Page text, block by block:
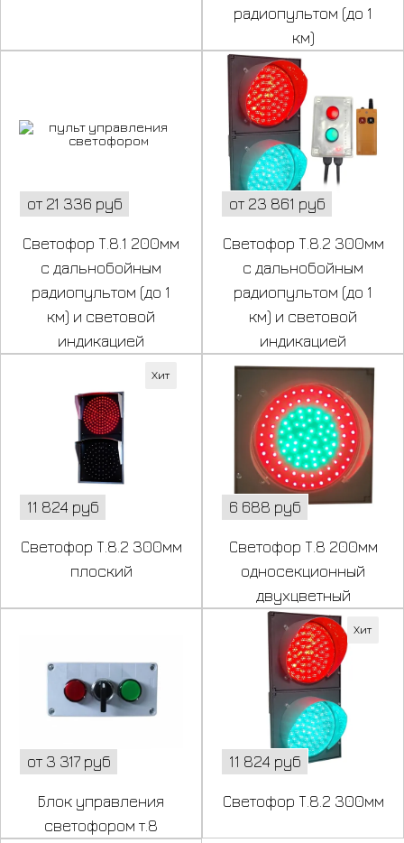
радиопультом (до 1
км)
от 21 336 руб
Светофор Т.8.1 200мм
с дальнобойным
радиопультом (до 1
км) и световой
индикацией
от 23 861 руб
Светофор Т.8.2 300мм
с дальнобойным
радиопультом (до 1
км) и световой
индикацией
Хит
11 824 руб
Светофор Т.8.2 300мм
плоский
6 688 руб
Светофор Т.8 200мм
односекционный
двухцветный
от 3 317 руб
Блок управления
светофором т.8
Хит
11 824 руб
Светофор Т.8.2 300мм